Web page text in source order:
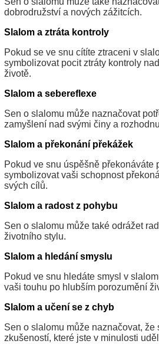
dobrodružství a nových zážitcích.
Slalom a ztráta kontroly
Pokud se ve snu cítíte ztraceni v
symbolizovat pocit ztráty kontroly
životě.
Slalom a sebereflexe
Sen o slalomu může naznačovat
zamyšlení nad svými činy a
Slalom a překonání překážek
Pokud ve snu úspěšně překonáváte
symbolizovat vaši schopnost
svých cílů.
Slalom a radost z pohybu
Sen o slalomu může také odrážet
životního stylu.
Slalom a hledání smyslu
Pokud ve snu hledáte smysl v
vaši touhu po hlubším porozumění
Slalom a učení se z chyb
Sen o slalomu může naznačovat, že
zkušeností, které jste v minulosti